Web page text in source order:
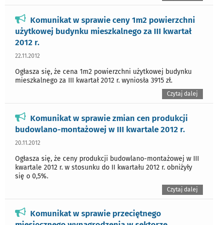
Komunikat w sprawie ceny 1m2 powierzchni
użytkowej budynku mieszkalnego za III kwartał
2012 r.
22.11.2012
Ogłasza się, że cena 1m2 powierzchni użytkowej budynku
mieszkalnego za III kwartał 2012 r. wyniosła 3915 zł.
Czytaj dalej
Komunikat w sprawie zmian cen produkcji
budowlano-montażowej w III kwartale 2012 r.
20.11.2012
Ogłasza się, że ceny produkcji budowlano-montażowej w III
kwartale 2012 r. w stosunku do II kwartału 2012 r. obniżyły
się o 0,5%.
Czytaj dalej
Komunikat w sprawie przeciętnego